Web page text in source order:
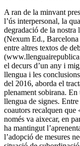
A ran de la minvant
l’ús interpersonal, la
degradació de la nostra
(Nexum Ed.,
entre altres textos de
el decurs d’un any i
llengua i les
del 2016, aborda el
plenament sobirana.
llengua de signes.
coautors recalquen
només va aixecar, en
ha mantingut
l’adopció de mesures